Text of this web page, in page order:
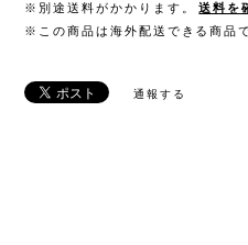
※別途送料がかかります。
送料を
※この商品は海外配送できる商品
通報する